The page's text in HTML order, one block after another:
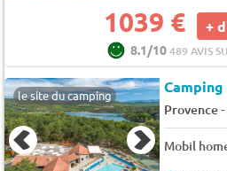
1039 € +
8.1/10489 AVIS
le site du camping
Provence-